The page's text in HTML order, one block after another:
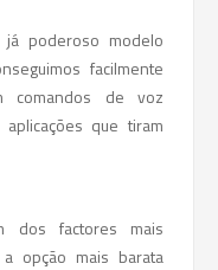
poderoso modelo
facilmente
comandos de voz
que tiram
dos factores mais
opção mais barata